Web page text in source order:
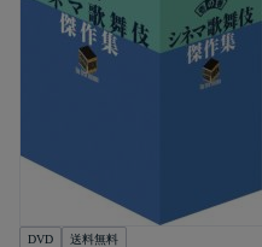
DVD 送料無料